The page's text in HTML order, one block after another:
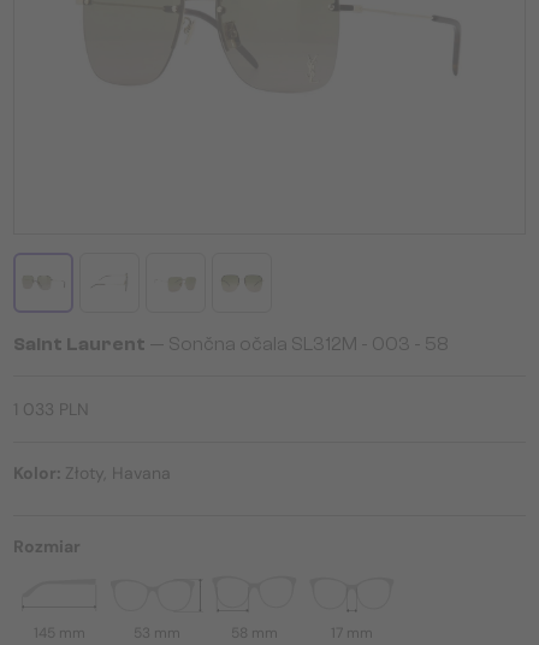
Saint Laurent — Sončna očala SL312M - 003 - 58
1 033 PLN
Kolor: Złoty, Havana
Rozmiar
145 mm 53 mm 58 mm 17 mm